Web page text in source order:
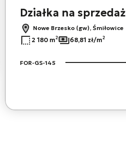
Działka na sprzedaż
Nowe Brzesko (gw), Śmiłowice
2 180 m2 68,81 zł/m2
FOR-GS-145